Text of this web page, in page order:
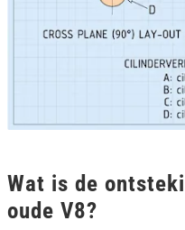
Wat is de
oude V8?